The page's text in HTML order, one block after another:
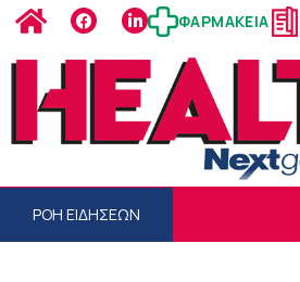
ΦΑΡΜΑΚΕΙΑ
ΡΟΗ ΕΙΔΗΣΕΩΝ